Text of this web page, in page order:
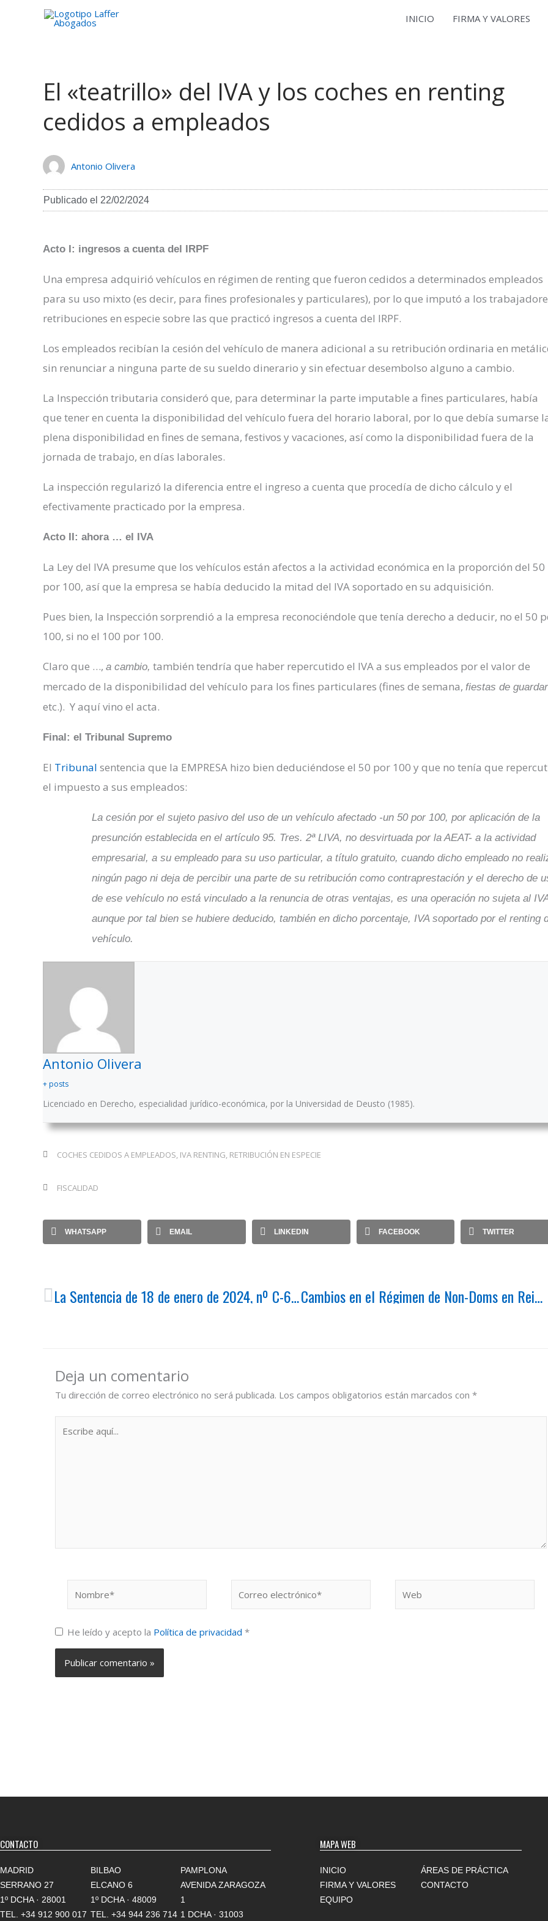
INICIO FIRMA Y VALORES
El «teatrillo» del IVA y los coches en renting
cedidos a empleados
Antonio Olivera
Publicado el 22/02/2024
Acto I: ingresos a cuenta del IRPF
Una empresa adquirió vehículos en régimen de renting que fueron cedidos a determinados empleados
para su uso mixto (es decir, para fines profesionales y particulares), por lo que imputó a los
retribuciones en especie sobre las que practicó ingresos a cuenta del IRPF.
Los empleados recibían la cesión del vehículo de manera adicional a su retribución ordinaria en
sin renunciar a ninguna parte de su sueldo dinerario y sin efectuar desembolso alguno a cambio.
La Inspección tributaria consideró que, para determinar la parte imputable a fines particulares, había
que tener en cuenta la disponibilidad del vehículo fuera del horario laboral, por lo que debía sumarse
plena disponibilidad en fines de semana, festivos y vacaciones, así como la disponibilidad fuera de la
jornada de trabajo, en días laborales.
La inspección regularizó la diferencia entre el ingreso a cuenta que procedía de dicho cálculo y el
efectivamente practicado por la empresa.
Acto II: ahora … el IVA
La Ley del IVA presume que los vehículos están afectos a la actividad económica en la proporción del 50
por 100, así que la empresa se había deducido la mitad del IVA soportado en su adquisición.
Pues bien, la Inspección sorprendió a la empresa reconociéndole que tenía derecho a deducir, no el 50
100, si no el 100 por 100.
Claro que …, a cambio, también tendría que haber repercutido el IVA a sus empleados por el valor de
mercado de la disponibilidad del vehículo para los fines particulares (fines de semana, fiestas de guardar
etc.). Y aquí vino el acta.
Final: el Tribunal Supremo
El Tribunal sentencia que la EMPRESA hizo bien deduciéndose el 50 por 100 y que no tenía que
el impuesto a sus empleados:
La cesión por el sujeto pasivo del uso de un vehículo afectado -un 50 por 100, por aplicación de la
presunción establecida en el artículo 95. Tres. 2ª LIVA, no desvirtuada por la AEAT- a la actividad
empresarial, a su empleado para su uso particular, a título gratuito, cuando dicho empleado no
ningún pago ni deja de percibir una parte de su retribución como contraprestación y el derecho de
de ese vehículo no está vinculado a la renuncia de otras ventajas, es una operación no sujeta al
aunque por tal bien se hubiere deducido, también en dicho porcentaje, IVA soportado por el renting
vehículo.
Antonio Olivera
+ posts
Licenciado en Derecho, especialidad jurídico-económica, por la Universidad de Deusto (1985).
COCHES CEDIDOS A EMPLEADOS, IVA RENTING, RETRIBUCIÓN EN ESPECIE
FISCALIDAD
WHATSAPP EMAIL LINKEDIN FACEBOOK TWITTER
La Sentencia de 18 de enero de 2024, nº C-631/22, del Tribunal de Justicia de la Unión Europea contradice la normativa laboral española al prohibir la automaticidad de la extinción del contrato de trabajo de un trabajador declarado en situación de Incapacidad Permanente Total. Cambios en el Régimen de Non-Doms en Reino Unido
Deja un comentario
Tu dirección de correo electrónico no será publicada. Los campos obligatorios están marcados con *
aquí...
electrónico*
He leído y acepto la Política de privacidad *
CONTACTO
MADRID
SERRANO 27
1º DCHA · 28001
TEL. +34 912 900 017
BILBAO
ELCANO 6
1º DCHA · 48009
TEL. +34 944 236 714
PAMPLONA
AVENIDA ZARAGOZA
1
1 DCHA · 31003
MAPA WEB
INICIO
FIRMA Y VALORES
EQUIPO
ÁREAS DE PRÁCTICA
CONTACTO